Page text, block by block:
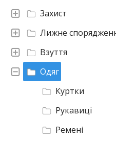
Одяг
Куртки
Рукавиці
Ремені
Взуття
Лижне
Захист